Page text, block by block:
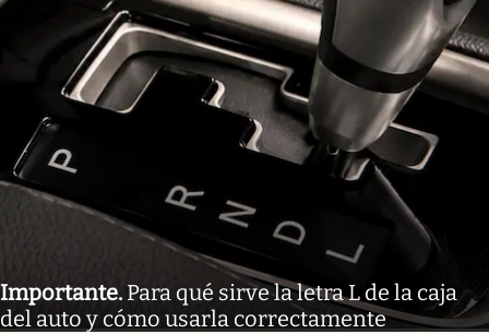
Importante. Para qué sirve la letra L de la caja
del auto y cómo usarla correctamente